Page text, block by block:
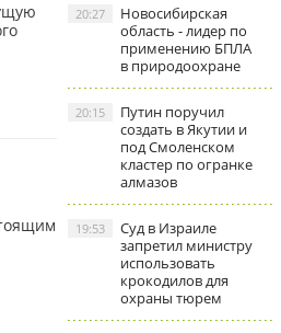
Новосибирская
область - лидер по
применению БПЛА
в природоохране
20:27
Путин поручил
создать в Якутии и
под Смоленском
кластер по огранке
алмазов
20:15
Суд в Израиле
запретил министру
использовать
крокодилов для
охраны тюрем
19:53